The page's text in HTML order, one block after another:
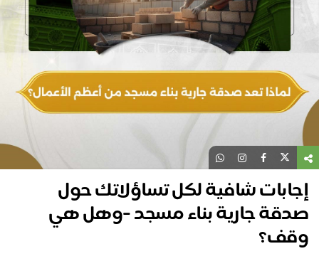
شافية لكل تساؤلاتك حول
جارية بناء مسجد -وهل هي